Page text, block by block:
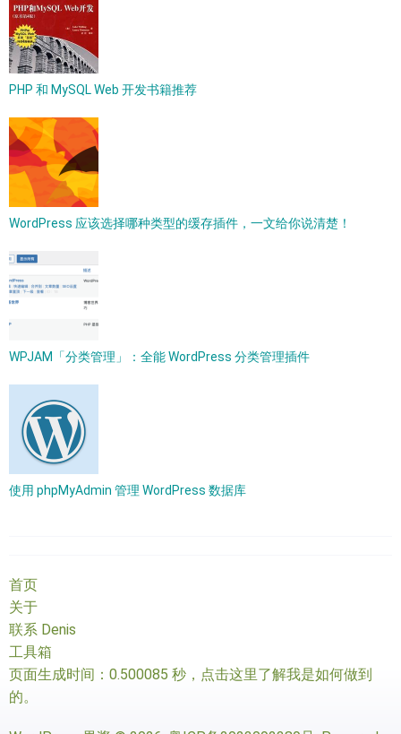
PHP 和 MySQL Web 开发书籍推荐
WordPress 应该选择哪种类型的缓存插件，一文给你说清楚！
WPJAM「分类管理」：全能 WordPress 分类管理插件
使用 phpMyAdmin 管理 WordPress 数据库
首页
关于
联系 Denis
工具箱
页面生成时间：0.500085 秒， 点击这里了解我是如何做到
的。